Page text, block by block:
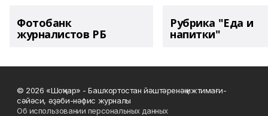
Фотобанк
журналистов РБ
Рубрика "Еда и
напитки"
© 2026 «Шоңҡар» - Башҡортостан йәштәренәң ижтимағи-
сәйәси, әҙәби-нәфис журналы
Об использовании персональных данных